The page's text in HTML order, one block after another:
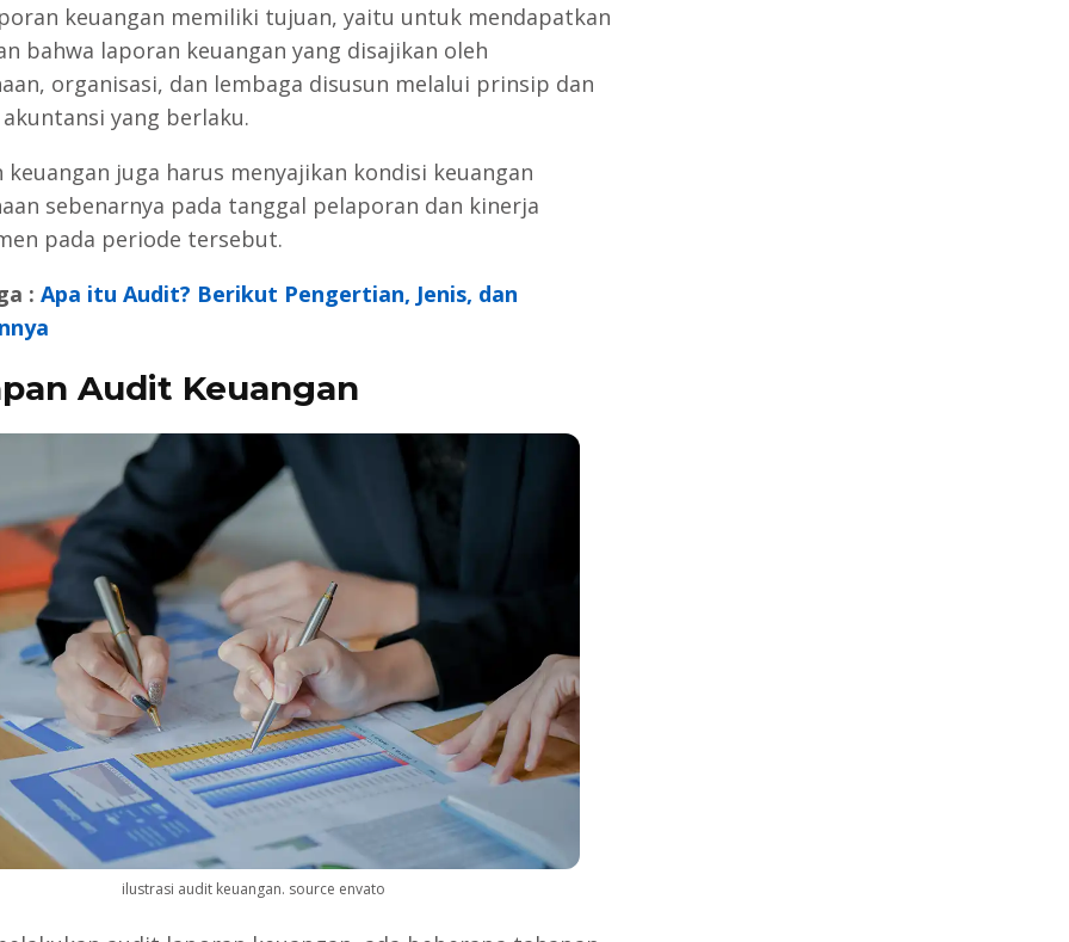
keuangan memiliki tujuan, yaitu untuk mendapatkan
bahwa laporan keuangan yang disajikan oleh
organisasi, dan lembaga disusun melalui prinsip dan
yang berlaku.
keuangan juga harus menyajikan kondisi keuangan
sebenarnya pada tanggal pelaporan dan kinerja
pada periode tersebut.
: Apa itu Audit? Berikut Pengertian, Jenis, dan
Audit Keuangan
ilustrasi audit keuangan. source envato